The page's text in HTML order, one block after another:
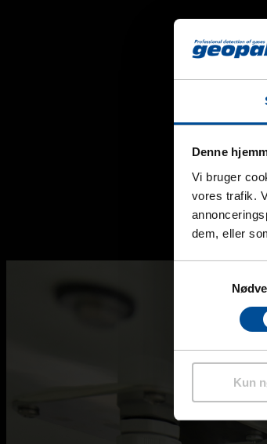
Denne
Vi bruger
vores trafik.
dem, eller
Kun